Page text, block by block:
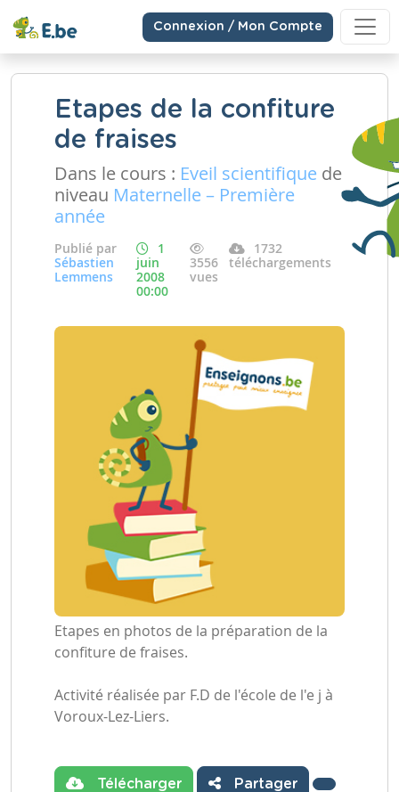
Connexion / Mon Compte
Etapes de la confiture
de fraises
Dans le cours : Eveil scientifique de
niveau Maternelle – Première
année
Publié par
Sébastien
Lemmens
1
juin
2008
00:00
3556
vues
1732
téléchargements
Etapes en photos de la préparation de la
confiture de fraises.
Activité réalisée par F.D de l'école de l'e j à
Voroux-Lez-Liers.
Télécharger Partager